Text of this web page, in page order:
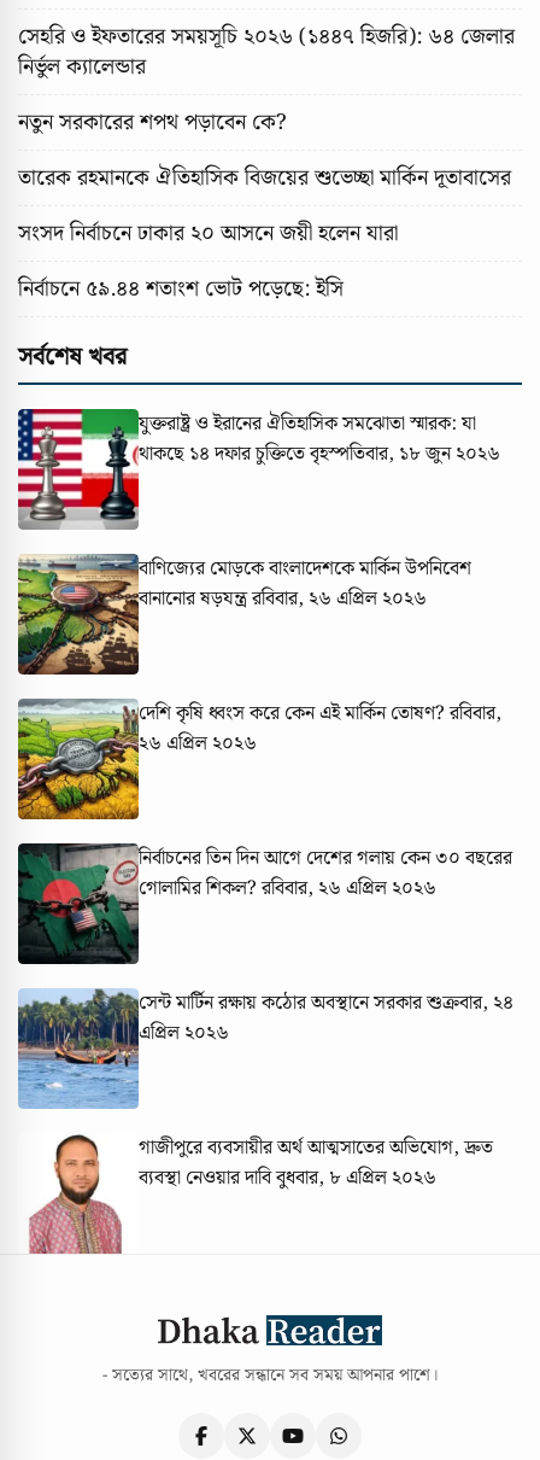
সেহরি ও ইফতারের সময়সূচি ২০২৬ (১৪৪৭ হিজরি): ৬৪ জেলার
নির্ভুল ক্যালেন্ডার
নতুন সরকারের শপথ পড়াবেন কে?
তারেক রহমানকে ঐতিহাসিক বিজয়ের শুভেচ্ছা মার্কিন দূতাবাসের
সংসদ নির্বাচনে ঢাকার ২০ আসনে জয়ী হলেন যারা
নির্বাচনে ৫৯.৪৪ শতাংশ ভোট পড়েছে: ইসি
সর্বশেষ খবর
যুক্তরাষ্ট্র ও ইরানের ঐতিহাসিক সমঝোতা স্মারক: যা
থাকছে ১৪ দফার চুক্তিতেবৃহস্পতিবার, ১৮ জুন ২০২৬
বাণিজ্যের মোড়কে বাংলাদেশকে মার্কিন উপনিবেশ
বানানোর ষড়যন্ত্ররবিবার, ২৬ এপ্রিল ২০২৬
দেশি কৃষি ধ্বংস করে কেন এই মার্কিন তোষণ? রবিবার,
২৬ এপ্রিল ২০২৬
নির্বাচনের তিন দিন আগে দেশের গলায় কেন ৩০ বছরের
গোলামির শিকল? রবিবার, ২৬ এপ্রিল ২০২৬
সেন্ট মার্টিন রক্ষায় কঠোর অবস্থানে সরকারশুক্রবার, ২৪
এপ্রিল ২০২৬
গাজীপুরে ব্যবসায়ীর অর্থ আত্মসাতের অভিযোগ, দ্রুত
ব্যবস্থা নেওয়ার দাবিবুধবার, ৮ এপ্রিল ২০২৬
- সত্যের সাথে, খবরের সন্ধানে সব সময় আপনার পাশে।